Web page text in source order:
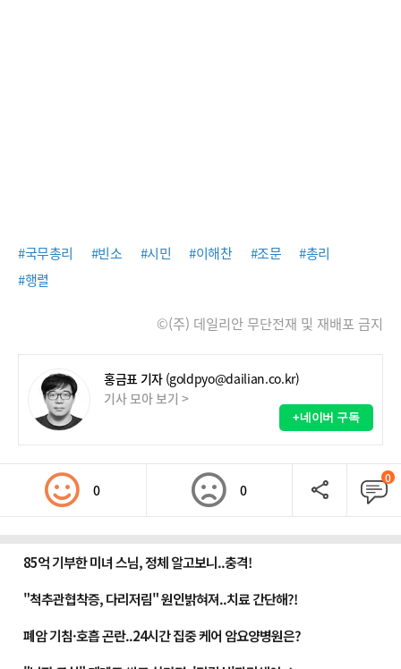
#국무총리 #빈소 #시민 #이해찬 #조문
#총리
#행렬
©(주) 데일리안 무단전재 및 재배포 금지
홍금표 기자 (goldpyo@dailian.co.kr)
기사 모아 보기 >
+네이버 구독
0 0
0